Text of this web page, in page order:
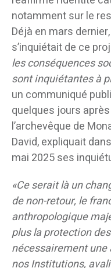
notamment sur le
Déjà en mars
s’inquiétait de ce
les conséquences
sont inquiétantes à
un communiqué
quelques jours
l’archevêque de
David, expliquait
mai 2025 ses
«Ce serait là un
de non-retour, le
anthropologique
plus la protection
nécessairement
nos Institutions,